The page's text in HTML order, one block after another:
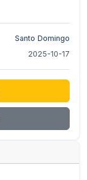
Santo Domingo
2025-10-17